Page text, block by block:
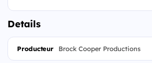
Details
Producteur Brock Cooper Productions